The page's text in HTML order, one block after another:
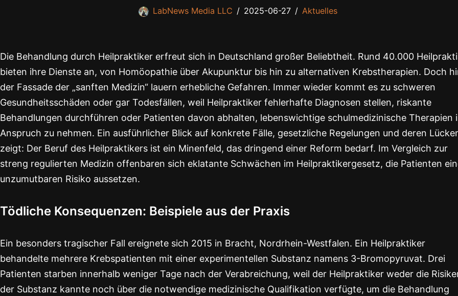
LabNews Media LLC 2025-06-27 Aktuelles
Die Behandlung durch Heilpraktiker erfreut sich in Deutschland großer Beliebtheit. Rund 40.000
bieten ihre Dienste an, von Homöopathie über Akupunktur bis hin zu alternativen Krebstherapien. Doch
der Fassade der „sanften Medizin“ lauern erhebliche Gefahren. Immer wieder kommt es zu schweren
Gesundheitsschäden oder gar Todesfällen, weil Heilpraktiker fehlerhafte Diagnosen stellen, riskante
Behandlungen durchführen oder Patienten davon abhalten, lebenswichtige schulmedizinische Therapien
Anspruch zu nehmen. Ein ausführlicher Blick auf konkrete Fälle, gesetzliche Regelungen und deren
zeigt: Der Beruf des Heilpraktikers ist ein Minenfeld, das dringend einer Reform bedarf. Im Vergleich zur
streng regulierten Medizin offenbaren sich eklatante Schwächen im Heilpraktikergesetz, die Patienten
unzumutbaren Risiko aussetzen.
Tödliche Konsequenzen: Beispiele aus der Praxis
Ein besonders tragischer Fall ereignete sich 2015 in Bracht, Nordrhein-Westfalen. Ein Heilpraktiker
behandelte mehrere Krebspatienten mit einer experimentellen Substanz namens 3-Bromopyruvat. Drei
Patienten starben innerhalb weniger Tage nach der Verabreichung, weil der Heilpraktiker weder die
der Substanz kannte noch über die notwendige medizinische Qualifikation verfügte, um die Behandlung